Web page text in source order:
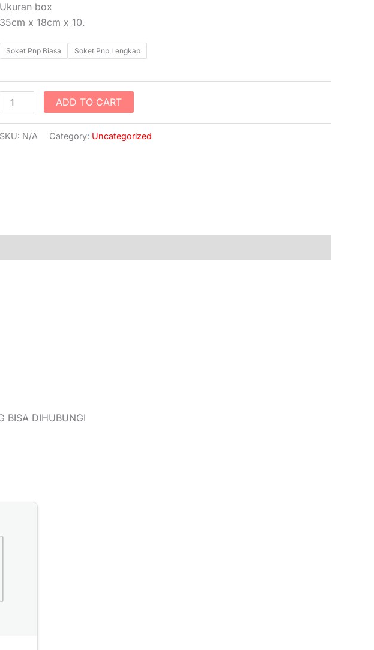
Ukuran box
35cm x 18cm x 10.
Soket Pnp Biasa Soket Pnp Lengkap
quantity
ADD TO CART
SKU: N/A Category: Uncategorized
BISA DIHUBUNGI